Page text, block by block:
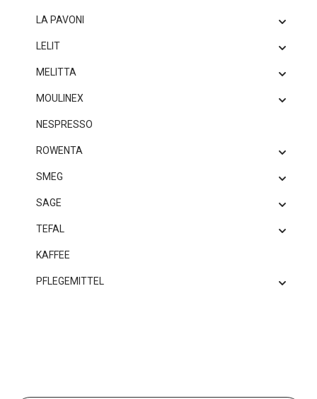
LA PAVONI
LELIT
MELITTA
MOULINEX
NESPRESSO
ROWENTA
SMEG
SAGE
TEFAL
KAFFEE
PFLEGEMITTEL